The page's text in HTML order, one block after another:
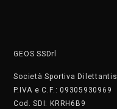
GEOS SSDrl
Società Sportiva
P.IVA e C.F.: 09305930969
Cod. SDI: KRRH6B9